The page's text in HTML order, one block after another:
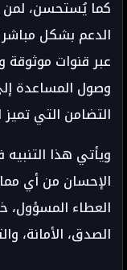
كما يُستحسن، لمن
الدعم بشكل مباشر
عبر قنوات موثوقة
وصول المساعدة
التضامن التي تميز
ويأتي هذا
الإحسان من أي
العطاء
الصدق، الأمانة،